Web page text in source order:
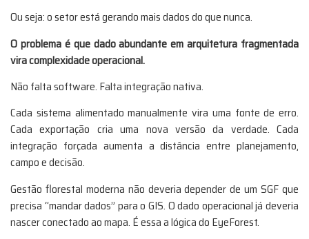
Ou seja: o setor está gerando mais dados do que nunca.
O problema é que dado abundante em arquitetura fragmentada
vira complexidade operacional.
Não falta software. Falta integração nativa.
Cada sistema alimentado manualmente vira uma fonte de erro.
Cada exportação cria uma nova versão da verdade. Cada
integração forçada aumenta a distância entre planejamento,
campo e decisão.
Gestão florestal moderna não deveria depender de um SGF que
precisa “mandar dados” para o GIS. O dado operacional já deveria
nascer conectado ao mapa. É essa a lógica do EyeForest.